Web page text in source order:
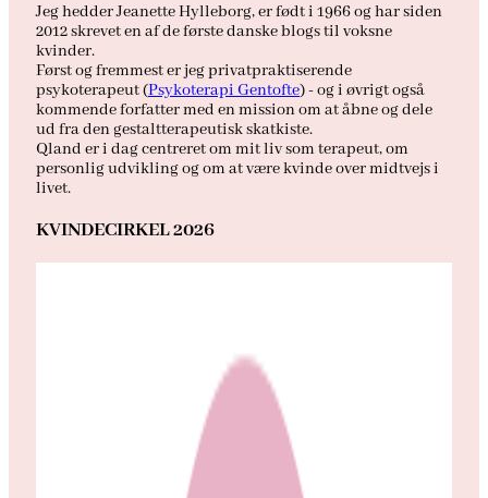
Jeg hedder Jeanette Hylleborg, er født i 1966 og har siden
2012 skrevet en af de første danske blogs til voksne
kvinder.
Først og fremmest er jeg privatpraktiserende
psykoterapeut (Psykoterapi Gentofte) - og i øvrigt også
kommende forfatter med en mission om at åbne og dele
ud fra den gestaltterapeutisk skatkiste.
Qland er i dag centreret om mit liv som terapeut, om
personlig udvikling og om at være kvinde over midtvejs i
livet.
KVINDECIRKEL 2026